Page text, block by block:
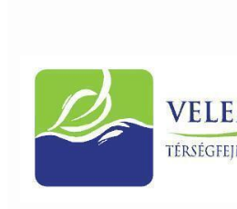
túli
LEADER
kapcsolatok
járt